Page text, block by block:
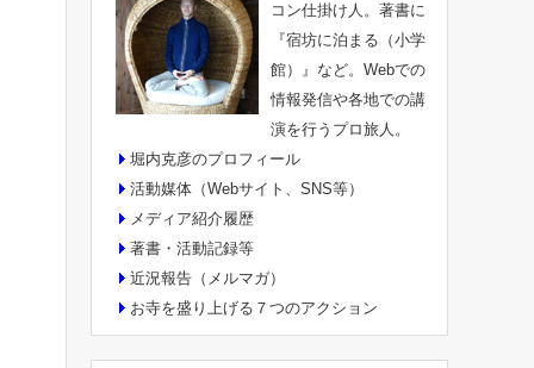
コン仕掛け人。著書に
『宿坊に泊まる（小学
館）』など。Webでの
情報発信や各地での講
演を行うプロ旅人。
堀内克彦のプロフィール
活動媒体（Webサイト、SNS等）
メディア紹介履歴
著書・活動記録等
近況報告（メルマガ）
お寺を盛り上げる７つのアクション